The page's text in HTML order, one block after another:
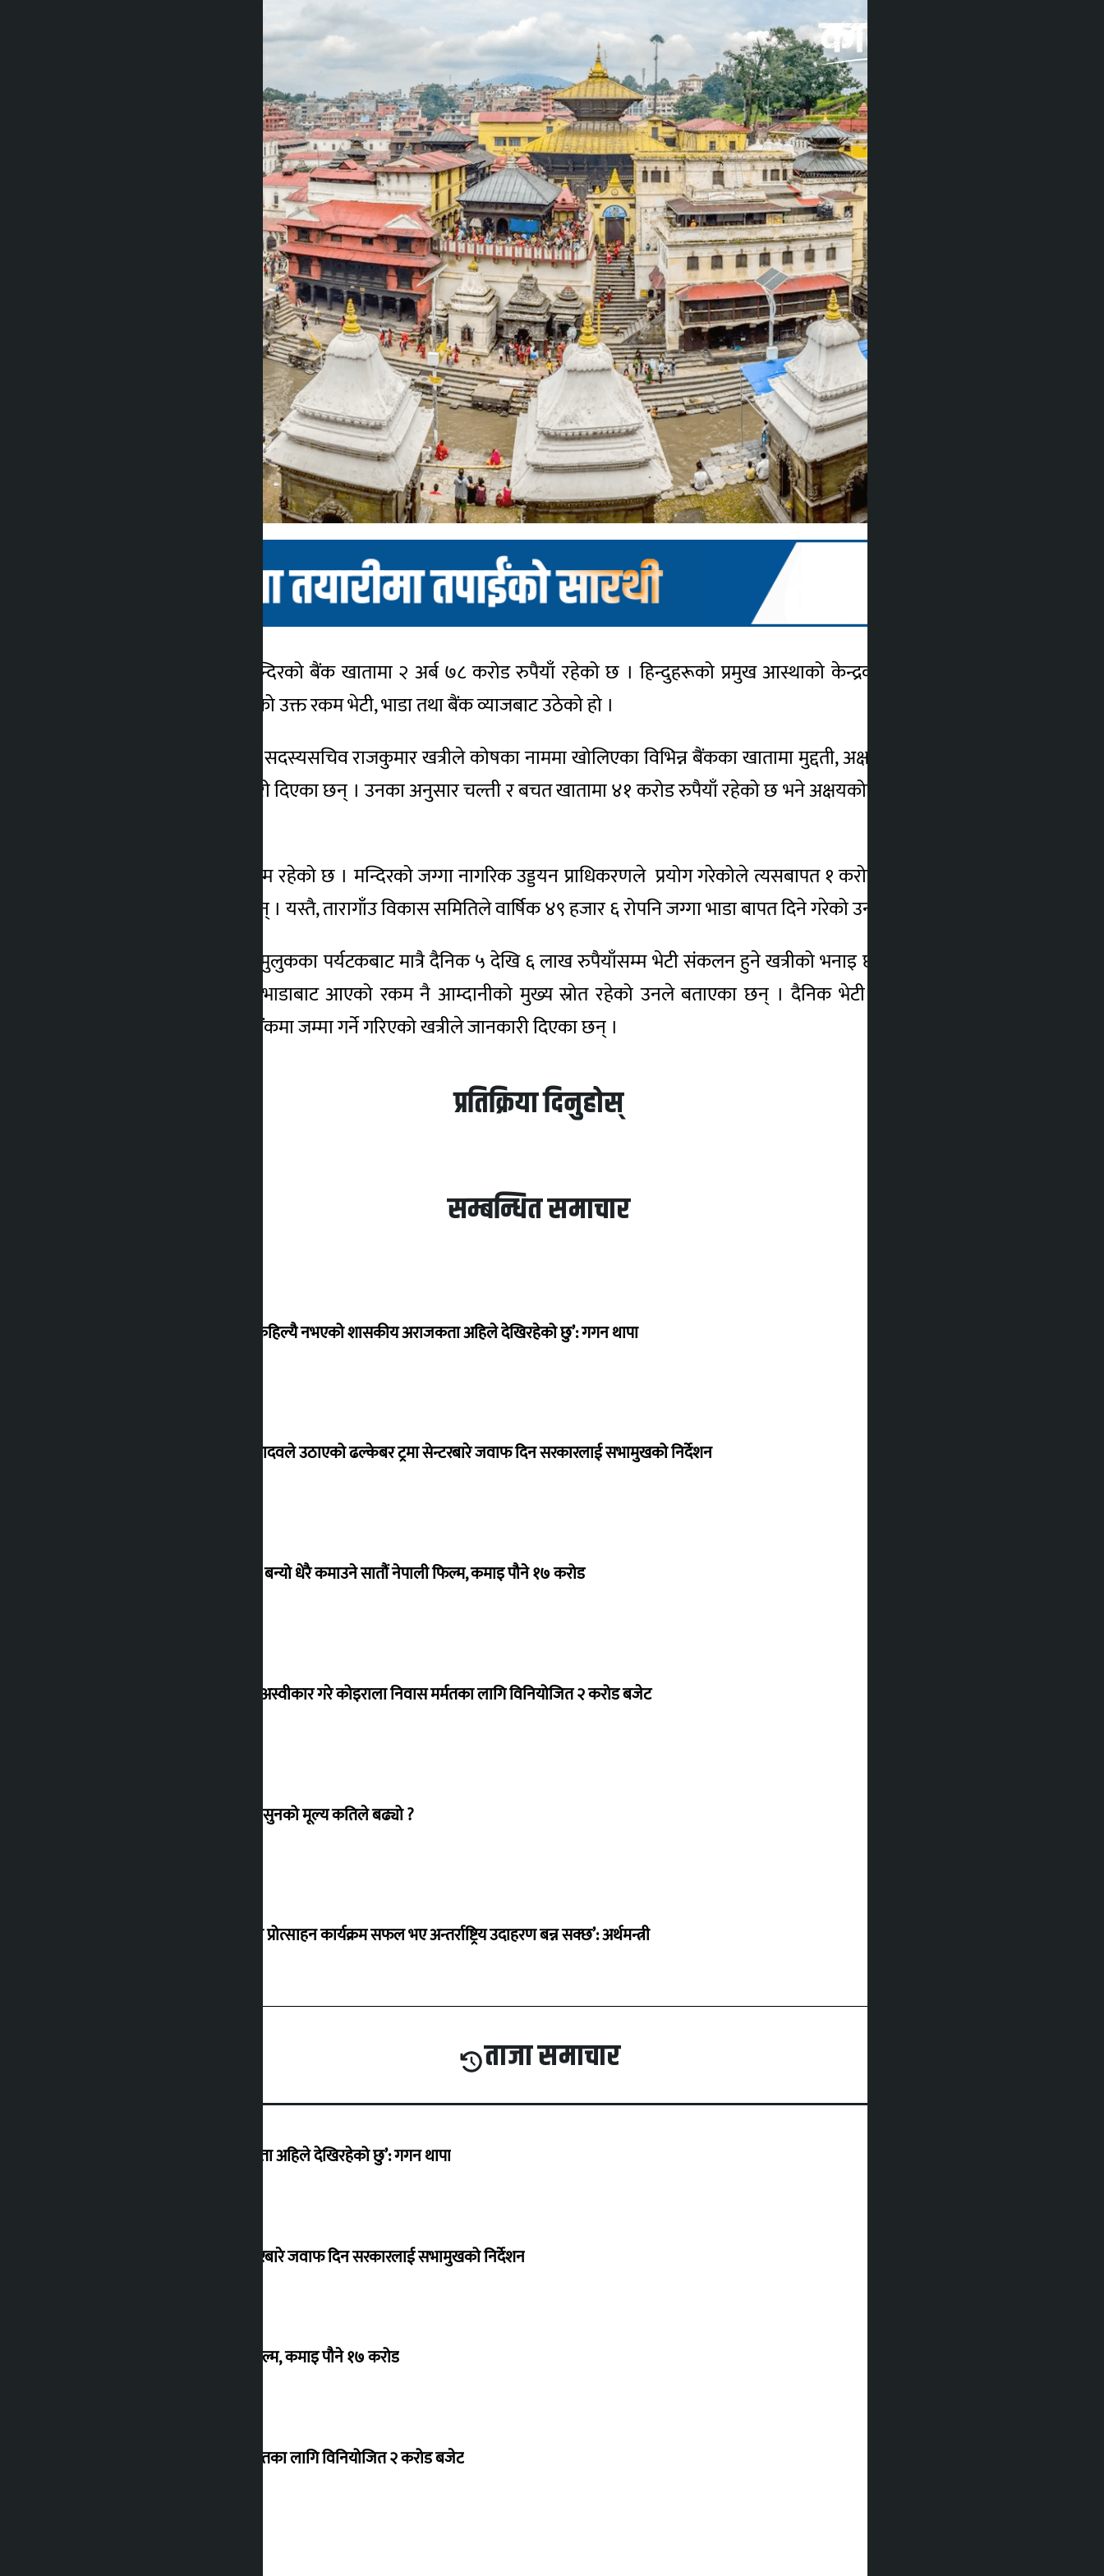
काठमाडौँ । पशुपतिनाथ मन्दिरको बैंक खातामा २ अर्ब ७८ करोड रुपैयाँ रहेको छ । हिन्दुहरूको प्रमुख आस्थाको केन्द्रको रुपमा रहेको पशुपतिनाथ
मन्दिरको बैंकमा मौज्दात रहेको उक्त रकम भेटी, भाडा तथा बैंक व्याजबाट उठेको हो ।
पशुपति क्षेत्र विकास कोषका सदस्यसचिव राजकुमार खत्रीले कोषका नाममा खोलिएका विभिन्न बैंकका खातामा मुद्दती, अक्षयकोष र बचत रकम गरी सो
मात्राको रकम रहेको जानकारी दिएका छन् । उनका अनुसार चल्ती र बचत खातामा ४१ करोड रुपैयाँ रहेको छ भने अक्षयकोष तथा मुद्धति खातामा २ अर्ब
पशुपतिको जग्गा एयरपोर्टसम्म रहेको छ । मन्दिरको जग्गा नागरिक उड्डयन प्राधिकरणले प्रयोग गरेकोले त्यसबापत १ करोड रुपैयाँ वार्षिक भाडा आउने
खत्रीले जानकारी गराएका छन् । यस्तै, तारागाँउ विकास समितिले वार्षिक ४९ हजार ६ रोपनि जग्गा भाडा बापत दिने गरेको उनले उल्लेख गरेका हुन् ।
पशुपति क्षेत्र घुम्न आउने तेस्रो मुलुकका पर्यटकबाट मात्रै दैनिक ५ देखि ६ लाख रुपैयाँसम्म भेटी संकलन हुने खत्रीको भनाइ छ । दैनिक भेटी पर्यटनबाट र
पशुपति क्षेत्रका सटर पसल भाडाबाट आएको रकम नै आम्दानीको मुख्य स्रोत रहेको उनले बताएका छन् । दैनिक भेटी संकलन गर्न ९ वटा घ्याम्पा
राखिएको र हरेक दिन गनेर बैंकमा जम्मा गर्ने गरिएको खत्रीले जानकारी दिएका छन् ।
प्रतिक्रिया दिनुहोस्
सम्बन्धित समाचार
‘देशमा कहिल्यै नभएको शासकीय अराजकता अहिले देखिरहेको छु’: गगन थापा
सांसद यादवले उठाएको ढल्केबर ट्रमा सेन्टरबारे जवाफ दिन सरकारलाई सभामुखको निर्देशन
‘गौंथली’ बन्यो धेरै कमाउने सातौं नेपाली फिल्म, कमाइ पौने १७ करोड
शेखरले अस्वीकार गरे कोइराला निवास मर्मतका लागि विनियोजित २ करोड बजेट
शुक्रबार सुनको मूल्य कतिले बढ्यो ?
‘करदाता प्रोत्साहन कार्यक्रम सफल भए अन्तर्राष्ट्रिय उदाहरण बन्न सक्छ’: अर्थमन्त्री
ताजा समाचार
‘देशमा कहिल्यै नभएको शासकीय अराजकता अहिले देखिरहेको छु’: गगन थापा
सांसद यादवले उठाएको ढल्केबर ट्रमा सेन्टरबारे जवाफ दिन सरकारलाई सभामुखको निर्देशन
‘गौंथली’ बन्यो धेरै कमाउने सातौं नेपाली फिल्म, कमाइ पौने १७ करोड
शेखरले अस्वीकार गरे कोइराला निवास मर्मतका लागि विनियोजित २ करोड बजेट